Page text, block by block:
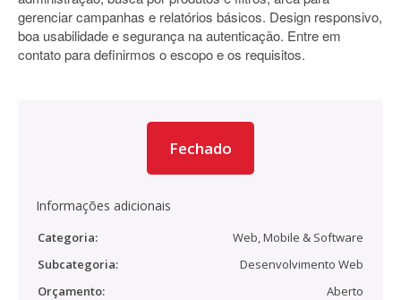
gerenciar campanhas e relatórios básicos. Design responsivo,
boa usabilidade e segurança na autenticação. Entre em
contato para definirmos o escopo e os requisitos.
Fechado
Informações adicionais
Categoria:
Web, Mobile & Software
Subcategoria:
Desenvolvimento Web
Orçamento:
Aberto